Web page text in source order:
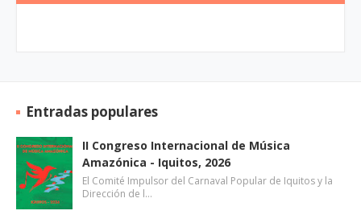
Entradas populares
II Congreso Internacional de Música
Amazónica - Iquitos, 2026
El Comité Impulsor del Carnaval Popular de Iquitos y la
Dirección de l…